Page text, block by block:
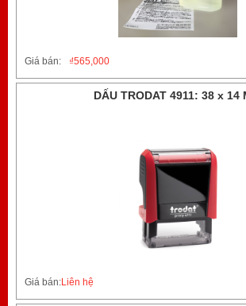
Giá bán: 565,000
₫
DẤU TRODAT 4911: 38 x 14
Giá bán:Liên hệ